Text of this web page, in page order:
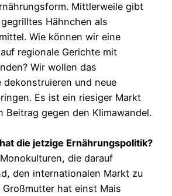
Mittlerweile gibt
Hähnchen als
Wie können wir eine
regionale Gerichte mit
Wir wollen das
dekonstruieren und neue
Es ist ein riesiger Markt
Beitrag gegen den Klimawandel.
die jetzige Ernährungspolitik?
die darauf
den internationalen Markt zu
Großmutter hat einst Mais